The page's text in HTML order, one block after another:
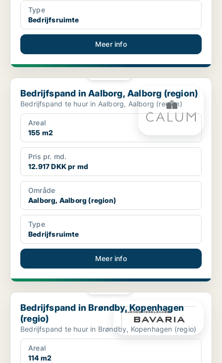
Type
Bedrijfsruimte
Meer info
Bedrijfspand in Aalborg, Aalborg (region)
Bedrijfspand in Aalborg, Aalborg (region)
Bedrijfspand te huur in Aalborg, Aalborg (region)
Areal
155 m2
Pris pr. md.
12.917 DKK pr md
Område
Aalborg, Aalborg (region)
Type
Bedrijfsruimte
Meer info
Bedrijfspand in Brøndby, Kopenhagen (regio)
Bedrijfspand in Brøndby, Kopenhagen
(regio)
Bedrijfspand te huur in Brøndby, Kopenhagen (regio)
Areal
114 m2